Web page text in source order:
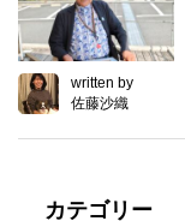
written by
佐藤沙織
カテゴリー